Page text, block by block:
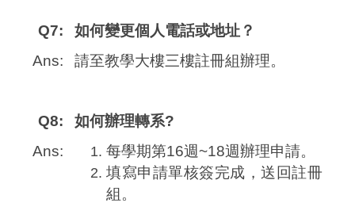
Q7:
如何變更個人電話或地址？
Ans:
請至教學大樓三樓註冊組辦理。
Q8:
如何辦理轉系?
Ans:
每學期第16週~18週辦理申請。
填寫申請單核簽完成，送回註冊
組。